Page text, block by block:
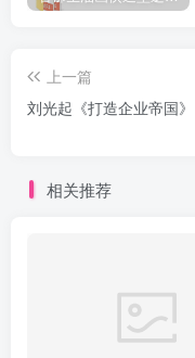
上一篇
刘光起《打造企业帝国》
相关推荐